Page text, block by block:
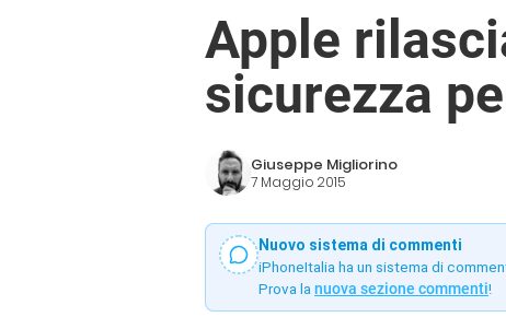
Apple
sicurezza
Giuseppe Migliorino
7 Maggio 2015
Nuovo sistema di commenti
iPhoneItalia ha un sistema di
Prova la nuova sezione commenti!